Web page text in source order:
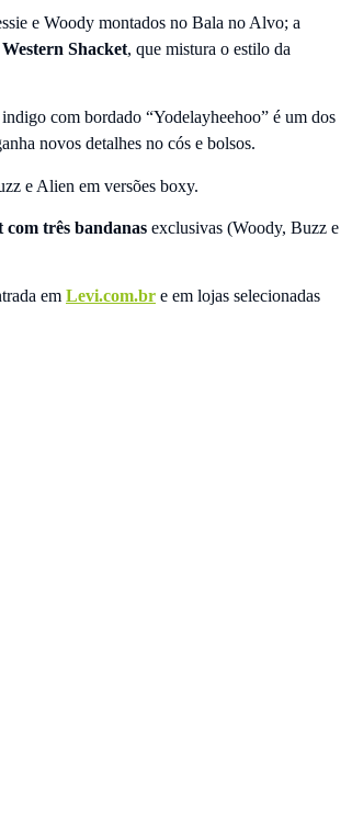
e Woody montados no Bala no Alvo; a
Western Shacket, que mistura o estilo da
com bordado “Yodelayheehoo” é um dos
novos detalhes no cós e bolsos.
e Alien em versões boxy.
com três bandanas exclusivas (Woody, Buzz e
em Levi.com.br e em lojas selecionadas